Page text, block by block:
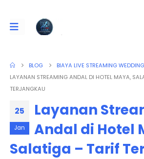
BLOG
BIAYA LIVE STREAMING WEDDING
LAYANAN STREAMING ANDAL DI HOTEL MAYA,
TERJANGKAU
25
Jan
Layanan
Andal di Hotel
Salatiga – Tarif